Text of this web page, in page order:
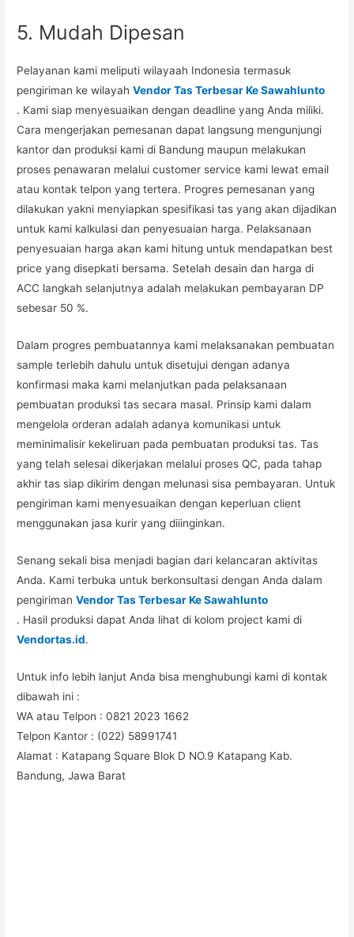
5. Mudah Dipesan
Pelayanan kami meliputi wilayaah Indonesia termasuk
pengiriman ke wilayahVendor Tas Terbesar Ke Sawahlunto
. Kami siap menyesuaikan dengan deadline yang Anda miliki.
Cara mengerjakan pemesanan dapat langsung mengunjungi
kantor dan produksi kami di Bandung maupun melakukan
proses penawaran melalui customer service kami lewat email
atau kontak telpon yang tertera. Progres pemesanan yang
dilakukan yakni menyiapkan spesifikasi tas yang akan dijadikan
untuk kami kalkulasi dan penyesuaian harga. Pelaksanaan
penyesuaian harga akan kami hitung untuk mendapatkan best
price yang disepkati bersama. Setelah desain dan harga di
ACC langkah selanjutnya adalah melakukan pembayaran DP
sebesar 50 %.
Dalam progres pembuatannya kami melaksanakan pembuatan
sample terlebih dahulu untuk disetujui dengan adanya
konfirmasi maka kami melanjutkan pada pelaksanaan
pembuatan produksi tas secara masal. Prinsip kami dalam
mengelola orderan adalah adanya komunikasi untuk
meminimalisir kekeliruan pada pembuatan produksi tas. Tas
yang telah selesai dikerjakan melalui proses QC, pada tahap
akhir tas siap dikirim dengan melunasi sisa pembayaran. Untuk
pengiriman kami menyesuaikan dengan keperluan client
menggunakan jasa kurir yang diiinginkan.
Senang sekali bisa menjadi bagian dari kelancaran aktivitas
Anda. Kami terbuka untuk berkonsultasi dengan Anda dalam
pengirimanVendor Tas Terbesar Ke Sawahlunto
. Hasil produksi dapat Anda lihat di kolom project kami di
Vendortas.id.
Untuk info lebih lanjut Anda bisa menghubungi kami di kontak
dibawah ini :
WA atau Telpon : 0821 2023 1662
Telpon Kantor : (022) 58991741
Alamat : Katapang Square Blok D NO.9 Katapang Kab.
Bandung, Jawa Barat